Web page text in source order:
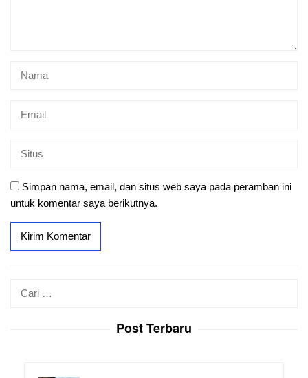
Simpan nama, email, dan situs web saya pada peramban ini
untuk komentar saya berikutnya.
Post Terbaru